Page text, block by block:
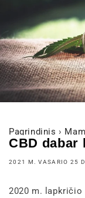
Pagrindinis ›
CBD dabar
2021 M. VASARIO 25 D.
2020 m. lapkričio